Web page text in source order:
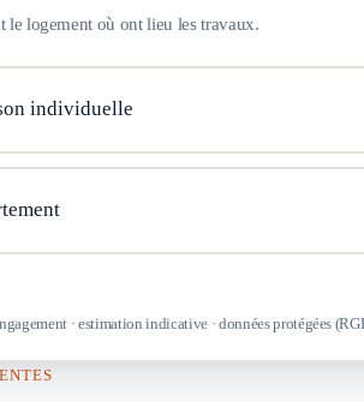
le logement où ont lieu les travaux.
individuelle
· estimation indicative · données protégées